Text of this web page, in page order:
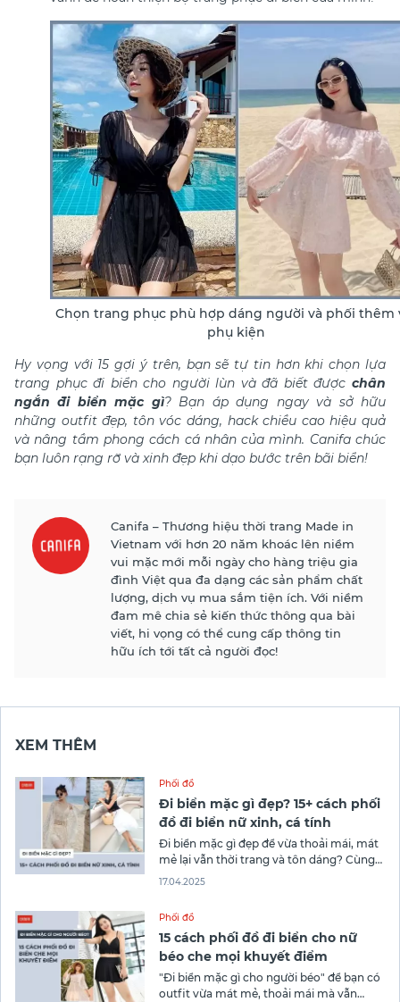
Chọn trang phục phù hợp dáng người và phối thêm
phụ kiện
Hy vọng với 15 gợi ý trên, bạn sẽ tự tin hơn khi chọn lựa
trang phục đi biển cho người lùn và đã biết được chân
ngắn đi biển mặc gì? Bạn áp dụng ngay và sở hữu
những outfit đẹp, tôn vóc dáng, hack chiều cao hiệu quả
và nâng tầm phong cách cá nhân của mình. Canifa chúc
bạn luôn rạng rỡ và xinh đẹp khi dạo bước trên bãi biển!
Canifa – Thương hiệu thời trang Made in
Vietnam với hơn 20 năm khoác lên niềm
vui mặc mới mỗi ngày cho hàng triệu gia
đình Việt qua đa dạng các sản phẩm chất
lượng, dịch vụ mua sắm tiện ích. Với niềm
đam mê chia sẻ kiến thức thông qua bài
viết, hi vọng có thể cung cấp thông tin
hữu ích tới tất cả người đọc!
XEM THÊM
Phối đồ
Đi biển mặc gì đẹp? 15+ cách phối
đồ đi biển nữ xinh, cá tính
Đi biển mặc gì đẹp để vừa thoải mái, mát
mẻ lại vẫn thời trang và tôn dáng? Cùng
Canifa khám phá 15+ cách phối đồ đi biển
tin tỏa sáng!
17.04.2025
Phối đồ
15 cách phối đồ đi biển cho nữ
béo che mọi khuyết điểm
"Đi biển mặc gì cho người béo" để bạn có
outfit vừa mát mẻ, thoải mái mà vẫn